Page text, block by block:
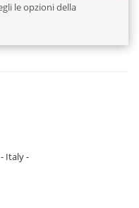
le opzioni della
- Italy -